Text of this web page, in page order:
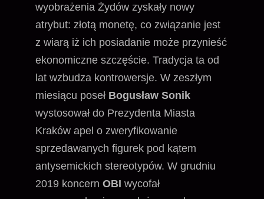
wyobrażenia Żydów zyskały nowy
atrybut: złotą monetę, co związanie jest
z wiarą iż ich posiadanie może przynieść
ekonomiczne szczęście. Tradycja ta od
lat wzbudza kontrowersje. W zeszłym
miesiącu poseł Bogusław Sonik
wystosował do Prezydenta Miasta
Kraków apel o zweryfikowanie
sprzedawanych figurek pod kątem
antysemickich stereotypów. W grudniu
2019 koncern OBI wycofał